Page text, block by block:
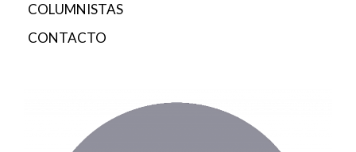
COLUMNISTAS
CONTACTO